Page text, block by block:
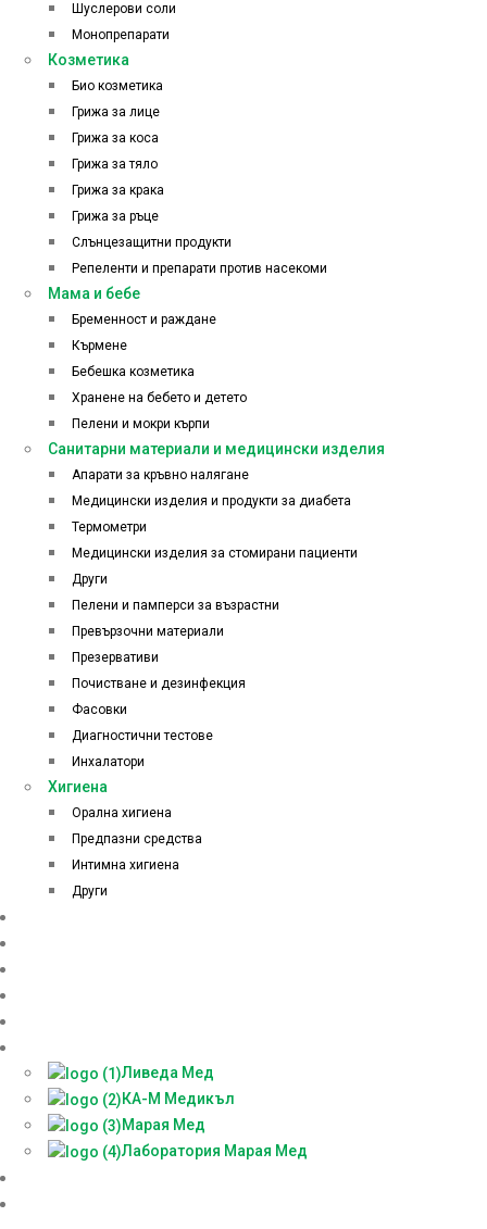
Шуслерови соли
Монопрепарати
Козметика
Био козметика
Грижа за лице
Грижа за коса
Грижа за тяло
Грижа за крака
Грижа за ръце
Слънцезащитни продукти
Репеленти и препарати против насекоми
Мама и бебе
Бременност и раждане
Кърмене
Бебешка козметика
Хранене на бебето и детето
Пелени и мокри кърпи
Санитарни материали и медицински изделия
Апарати за кръвно налягане
Медицински изделия и продукти за диабета
Термометри
Медицински изделия за стомирани пациенти
Други
Пелени и памперси за възрастни
Превързочни материали
Презервативи
Почистване и дезинфекция
Фасовки
Диагностични тестове
Инхалатори
Хигиена
Орална хигиена
Предпазни средства
Интимна хигиена
Други
Ливеда Мед
КА-М Медикъл
Марая Мед
Лаборатория Марая Мед